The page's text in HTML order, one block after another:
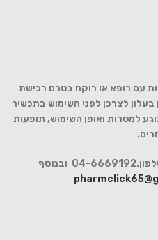
עם רופא או רוקח בטרם רכישת
לצרכן לפני השימוש בתכשיר
למטרות ואופן השימוש, תופעות
להתייעצות עם רוקח פנה למספר טלפון.04-6669192 ובנוסף